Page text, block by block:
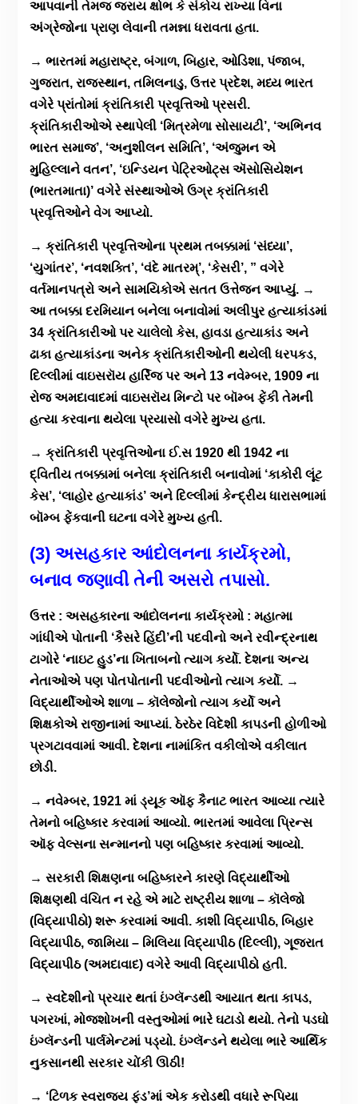
આપવાની તેમજ જરાય ક્ષોભ કે સંકોચ રાખ્યા વિના
અંગ્રેજોના પ્રાણ લેવાની તમન્ના ધરાવતા હતા.
→ ભારતમાં મહારાષ્ટ્ર, બંગાળ, બિહાર, ઓડિશા, પંજાબ,
ગુજરાત, રાજસ્થાન, તમિલનાડુ, ઉત્તર પ્રદેશ, મધ્ય ભારત
વગેરે પ્રાંતોમાં ક્રાંતિકારી પ્રવૃત્તિઓ પ્રસરી.
ક્રાંતિકારીઓએ સ્થાપેલી ‘મિત્રમેળા સોસાયટી’, ‘અભિનવ
ભારત સમાજ’, ‘અનુશીલન સમિતિ’, ‘અંજુમન એ
મુહિલ્લાને વતન’, ‘ઇન્ડિયન પેટ્રિઓટ્સ ઍસોસિયેશન
(ભારતમાતા)’ વગેરે સંસ્થાઓએ ઉગ્ર ક્રાંતિકારી
પ્રવૃત્તિઓને વેગ આપ્યો.
→ ક્રાંતિકારી પ્રવૃત્તિઓના પ્રથમ તબક્કામાં ‘સંધ્યા’,
‘યુગાંતર’, ‘નવશક્તિ’, ‘વંદે માતરમ્’, ‘કેસરી’, ” વગેરે
વર્તમાનપત્રો અને સામયિકોએ સતત ઉત્તેજન આપ્યું. →
આ તબક્કા દરમિયાન બનેલા બનાવોમાં અલીપુર હત્યાકાંડમાં
34 ક્રાંતિકારીઓ પર ચાલેલો કેસ, હાવડા હત્યાકાંડ અને
ઢાકા હત્યાકાંડના અનેક ક્રાંતિકારીઓની થયેલી ધરપકડ,
દિલ્લીમાં વાઇસરૉય હાર્રિજ પર અને 13 નવેમ્બર, 1909 ના
રોજ અમદાવાદમાં વાઇસરૉય મિન્ટો પર બૉમ્બ ફેંકી તેમની
હત્યા કરવાના થયેલા પ્રયાસો વગેરે મુખ્ય હતા.
→ ક્રાંતિકારી પ્રવૃત્તિઓના ઈ.સ 1920 થી 1942 ના
દ્વિતીય તબક્કામાં બનેલા ક્રાંતિકારી બનાવોમાં ‘કાકોરી લૂંટ
કેસ’, ‘લાહોર હત્યાકાંડ’ અને દિલ્લીમાં કેન્દ્રીય ધારાસભામાં
બૉમ્બ ફેંકવાની ઘટના વગેરે મુખ્ય હતી.
(3) અસહકાર આંદોલનના કાર્યક્રમો,
બનાવ જણાવી તેની અસરો તપાસો.
ઉત્તર : અસહકારના આંદોલનના કાર્યક્રમો : મહાત્મા
ગાંધીએ પોતાની ‘કૈસરે હિંદી’ની પદવીનો અને રવીન્દ્રનાથ
ટાગોરે ‘નાઇટ હુડ’ના ખિતાબનો ત્યાગ કર્યો. દેશના અન્ય
નેતાઓએ પણ પોતપોતાની પદવીઓનો ત્યાગ કર્યો. →
વિદ્યાર્થીઓએ શાળા – કૉલેજોનો ત્યાગ કર્યો અને
શિક્ષકોએ રાજીનામાં આપ્યાં. ઠેરઠેર વિદેશી કાપડની હોળીઓ
પ્રગટાવવામાં આવી. દેશના નામાંકિત વકીલોએ વકીલાત
છોડી.
→ નવેમ્બર, 1921 માં ડ્યૂક ઑફ કૈનાટ ભારત આવ્યા ત્યારે
તેમનો બહિષ્કાર કરવામાં આવ્યો. ભારતમાં આવેલા પ્રિન્સ
ઑફ વેલ્સના સન્માનનો પણ બહિષ્કાર કરવામાં આવ્યો.
→ સરકારી શિક્ષણના બહિષ્કારને કારણે વિદ્યાર્થીઓ
શિક્ષણથી વંચિત ન રહે એ માટે રાષ્ટ્રીય શાળા – કૉલેજો
(વિદ્યાપીઠો) શરૂ કરવામાં આવી. કાશી વિદ્યાપીઠ, બિહાર
વિદ્યાપીઠ, જામિયા – મિલિયા વિદ્યાપીઠ (દિલ્લી), ગૂજરાત
વિદ્યાપીઠ (અમદાવાદ) વગેરે આવી વિદ્યાપીઠો હતી.
→ સ્વદેશીનો પ્રચાર થતાં ઇંગ્લૅન્ડથી આયાત થતા કાપડ,
પગરખાં, મોજશોખની વસ્તુઓમાં ભારે ઘટાડો થયો. તેનો પડઘો
ઇંગ્લૅન્ડની પાર્લમેન્ટમાં પડ્યો. ઇંગ્લૅન્ડને થયેલા ભારે આર્થિક
નુકસાનથી સરકાર ચોંકી ઊઠી!
→ ‘ટિળક સ્વરાજ્ય ફંડ’માં એક કરોડથી વધારે રૂપિયા